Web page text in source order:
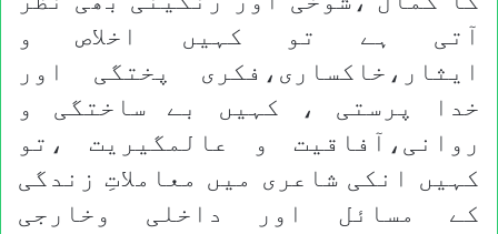
آتی ہے تو کہیں اخلاص و
ایثار،خاکساری،فکری پختگی اور
خدا پرستی ، کہیں بے ساختگی و
روانی،آفاقیت و عالمگیریت ،تو
کہیں انکی شاعری میں معاملاتِ زندگی
کے مسائل اور داخلی وخارجی